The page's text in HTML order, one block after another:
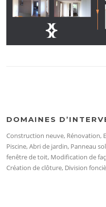
DOMAINES
Construction neuve, Rénovation,
Piscine, Abri de jardin, Panneau
fenêtre de toit, Modification de
Création de clôture, Division